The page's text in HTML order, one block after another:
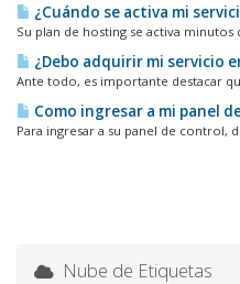
¿Cuándo se activa mi
Su plan de hosting se activa
¿Debo adquirir mi servicio
Ante todo, es importante destacar
Como ingresar a mi panel
Para ingresar a su panel de control,
Nube de Etiquetas